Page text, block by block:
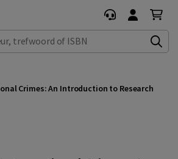
of ISBN
Crimes: An Introduction to Research